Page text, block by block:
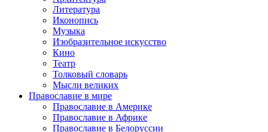
Литература
Иконопись
Музыка
Изобразительное искусство
Кино
Театр
Толковый словарь
Мысли великих
Православие в мире
Православие в Америке
Православие в Африке
Православие в Белоруссии